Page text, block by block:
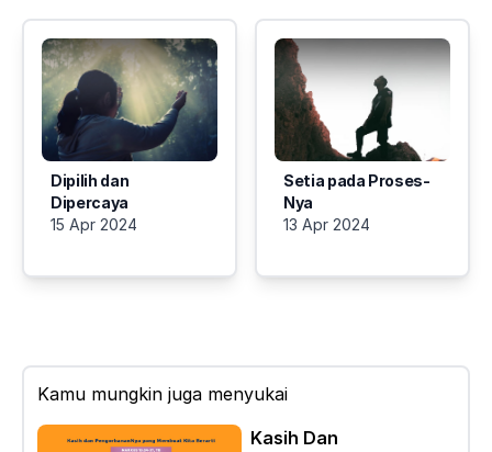
Dipilih dan
Dipercaya
15 Apr 2024
Setia pada Proses-
Nya
13 Apr 2024
Kamu mungkin juga menyukai
Kasih Dan